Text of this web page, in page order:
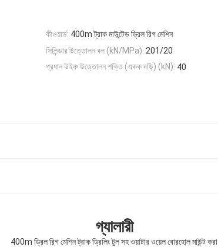
কীওয়ার্ড: 400m ট্রাক মাউন্টেড ড্রিল রিগ মেশিন
সিলিন্ডার উত্তোলন বল (kN/MPa): 201/20
প্রধান উইঞ্চ উত্তোলন শক্তি (একক দড়ি) (kN): 40
গ্যালারী
400m ড্রিল রিগ মেশিন ট্রাক ড্রিলিং টুল সহ ওয়াটার ওয়েল বোরহোল মাউন্ট করা